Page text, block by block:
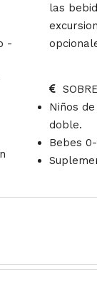
-
las
Niños
doble.
Bebes